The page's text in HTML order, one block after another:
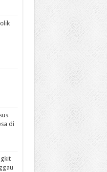
di